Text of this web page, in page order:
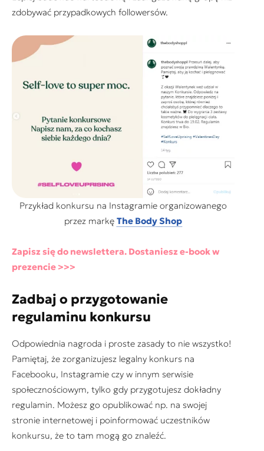
zdobywać przypadkowych followersów.
Przykład konkursu na Instagramie organizowanego
przez markę The Body Shop
Zapisz się do newslettera. Dostaniesz e-book w
prezencie >>>
Zadbaj o przygotowanie
regulaminu konkursu
Odpowiednia nagroda i proste zasady to nie wszystko!
Pamiętaj, że zorganizujesz legalny konkurs na
Facebooku, Instagramie czy w innym serwisie
społecznościowym, tylko gdy przygotujesz dokładny
regulamin. Możesz go opublikować np. na swojej
stronie internetowej i poinformować uczestników
konkursu, że to tam mogą go znaleźć.